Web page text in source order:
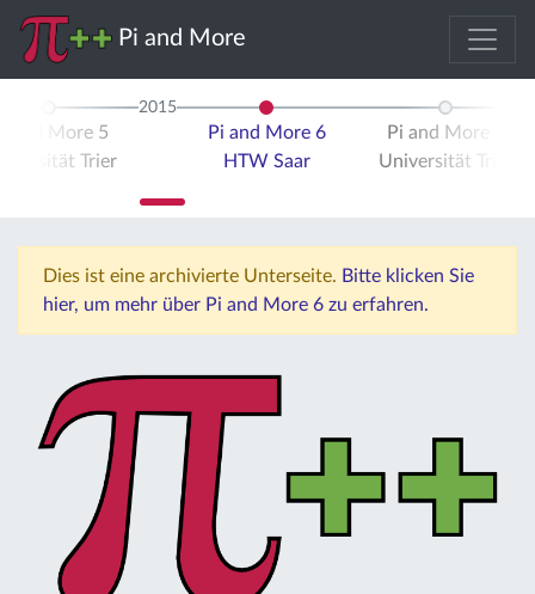
Pi and More
and More 5
Trier
2015
Pi and More 6
HTW Saar
Pi and More 7
Universität Trier
Dies ist eine archivierte Unterseite. Bitte klicken Sie
hier, um mehr über Pi and More 6 zu erfahren.